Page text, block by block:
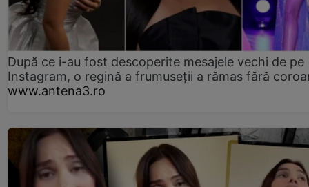
După ce i-au fost descoperite mesajele vechi de pe
Instagram, o regină a frumuseții a rămas fără
www.antena3.ro